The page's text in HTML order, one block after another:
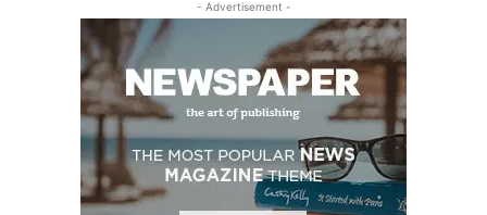
- Advertisement -